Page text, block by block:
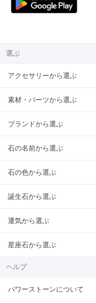
選ぶ
アクセサリーから選ぶ
素材・パーツから選ぶ
ブランドから選ぶ
石の名前から選ぶ
石の色から選ぶ
誕生石から選ぶ
運気から選ぶ
星座石から選ぶ
ヘルプ
パワーストーンについて